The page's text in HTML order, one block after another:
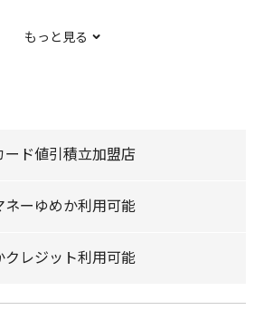
ることなくファッションを楽しむこ
もっと見る
ード値引積立加盟店
ネー ゆめか利用可能
クレジット利用可能